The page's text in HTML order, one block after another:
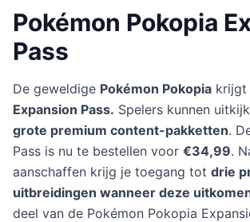
Pokémon Pokopia
Pass
De geweldige Pokémon Pokopia krijgt
Expansion Pass. Spelers kunnen
grote premium content-pakketten.
Pass is nu te bestellen voor €34,99.
aanschaffen krijg je toegang tot drie
uitbreidingen wanneer deze
deel van de Pokémon Pokopia